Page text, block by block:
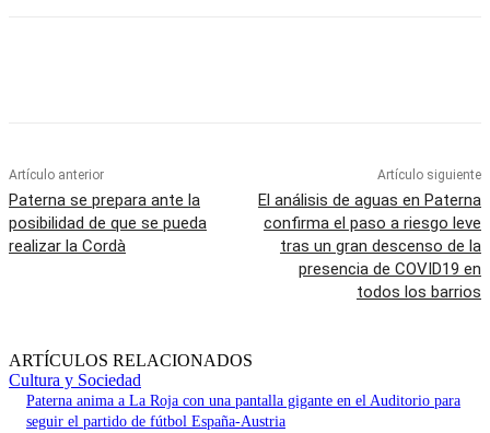
Artículo anterior
Paterna se prepara ante la
posibilidad de que se pueda
realizar la Cordà
Artículo siguiente
El análisis de aguas en Paterna
confirma el paso a riesgo leve
tras un gran descenso de la
presencia de COVID19 en
todos los barrios
ARTÍCULOS RELACIONADOS
Cultura y Sociedad
Paterna anima a La Roja con una pantalla gigante en el Auditorio para
seguir el partido de fútbol España-Austria